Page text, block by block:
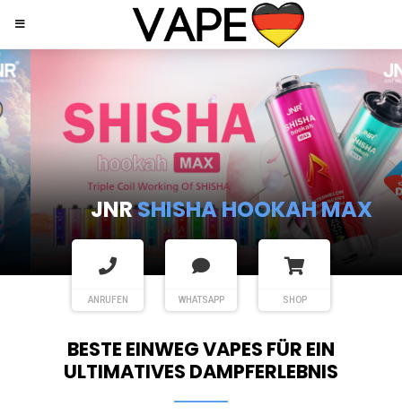
JNRSHISHA HOOKAH MAX
ANRUFEN WHATSAPP SHOP
BESTE EINWEG VAPES FÜR EIN
ULTIMATIVES DAMPFERLEBNIS